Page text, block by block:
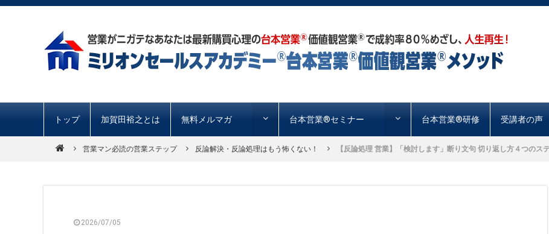
トップ 加賀田裕之とは 無料メルマガ 台本営業®︎セミナー 台本営業®︎研修 受講者の声
営業マン必読の営業ステップ 反論解決・反論処理はもう怖くない！ 【反論処理 営業】「検討します」断り文句 切り返し方４つのス
2026/07/05